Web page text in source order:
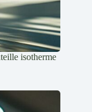
isotherme